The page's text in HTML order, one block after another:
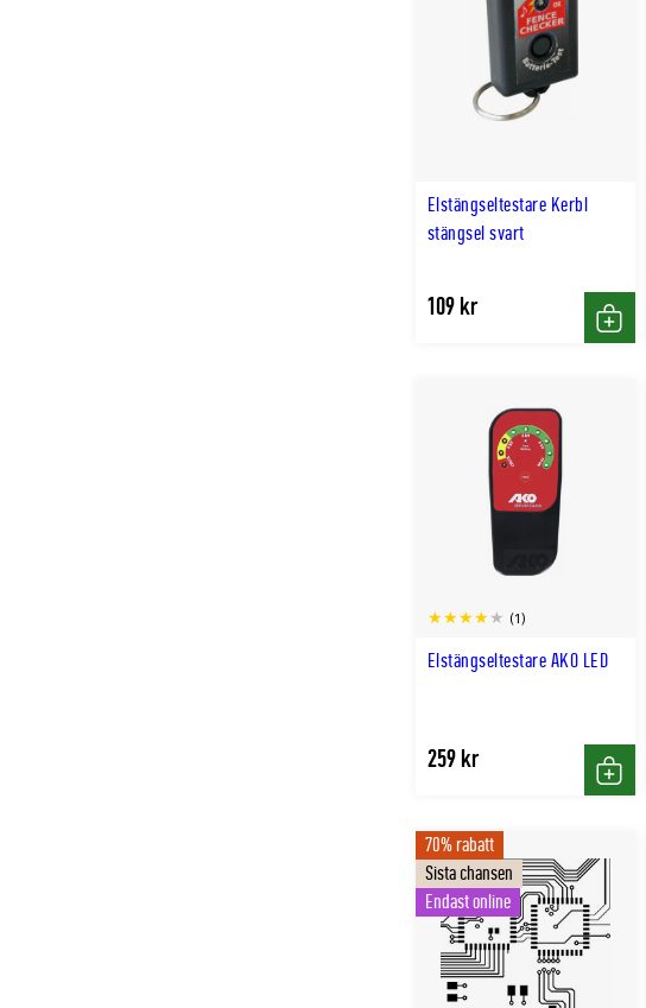
Elstängseltestare Kerbl
stängsel svart
109 kr
Köp
Elstängseltestare AKO LED
(1)
259 kr
Köp
70% rabatt
Sista chansen
Endast online